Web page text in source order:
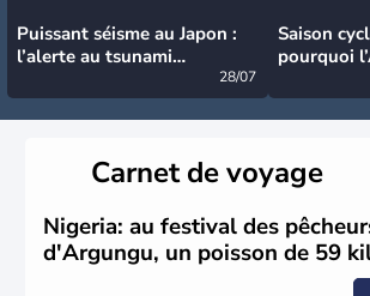
Puissant séisme au Japon :
l’alerte au tsunami
28/07
Saison
pourquoi
Carnet de voyage
Nigeria: au festival des
d'Argungu, un poisson de 59